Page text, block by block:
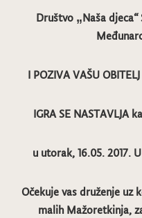
Društvo „Naša
I POZIVA VAŠU
IGRA SE NASTAVLJA
u utorak, 16.05. 2017.
Očekuje vas druženje uz
malih Mažoretkinja,